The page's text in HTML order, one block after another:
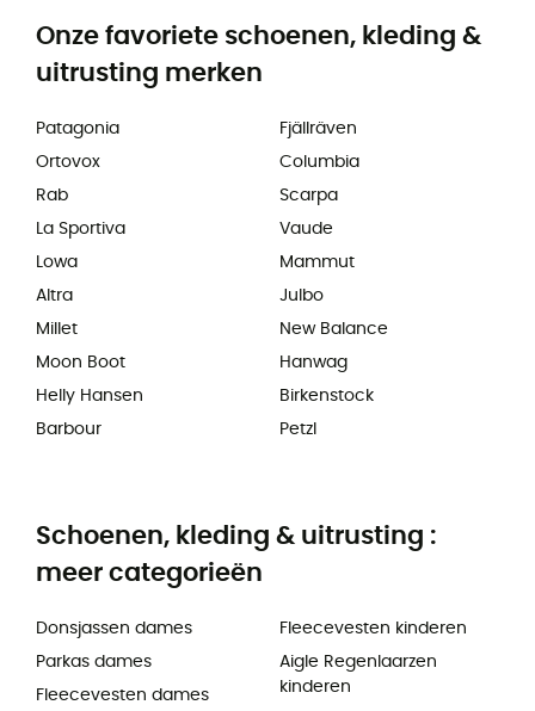
Onze favoriete schoenen, kleding &
uitrusting merken
Patagonia
Ortovox
Rab
La Sportiva
Lowa
Altra
Millet
Moon Boot
Helly Hansen
Barbour
Fjällräven
Columbia
Scarpa
Vaude
Mammut
Julbo
New Balance
Hanwag
Birkenstock
Petzl
Schoenen, kleding & uitrusting :
meer categorieën
Donsjassen dames
Parkas dames
Fleecevesten dames
Fleecevesten kinderen
Aigle Regenlaarzen
kinderen